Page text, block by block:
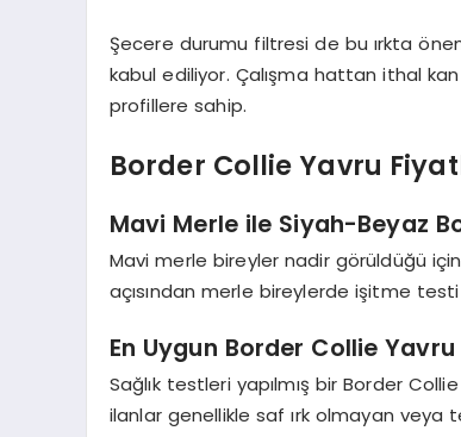
Şecere durumu filtresi de bu ırkta
kabul ediliyor. Çalışma hattan ithal
profillere sahip.
Border Collie Yavru
Mavi Merle ile Siyah-Beyaz
Mavi merle bireyler nadir görüldüğü
açısından merle bireylerde işitme
En Uygun Border Collie
Sağlık testleri yapılmış bir Border
ilanlar genellikle saf ırk olmayan veya